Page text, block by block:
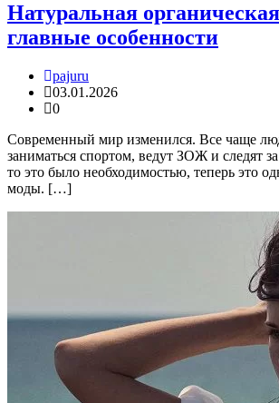
Натуральная
главные особенности
pajuru
03.01.2026
0
Современный мир изменился. Все чаще
заниматься спортом, ведут ЗОЖ и следят
то это было необходимостью, теперь это
моды. […]